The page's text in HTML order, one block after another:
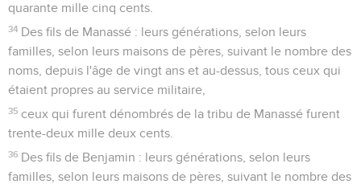
quarante mille cinq cents.
34 Des fils de Manassé : leurs générations, selon leurs
familles, selon leurs maisons de pères, suivant le nombre des
noms, depuis l'âge de vingt ans et au-dessus, tous ceux qui
étaient propres au service militaire,
35 ceux qui furent dénombrés de la tribu de Manassé furent
trente-deux mille deux cents.
36 Des fils de Benjamin : leurs générations, selon leurs
familles, selon leurs maisons de pères, suivant le nombre des